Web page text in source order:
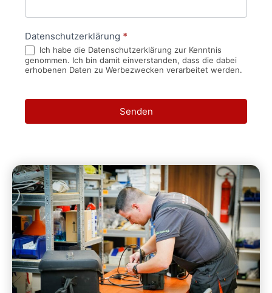
Datenschutzerklärung *
Ich habe die Datenschutzerklärung zur Kenntnis
genommen. Ich bin damit einverstanden, dass die dabei
erhobenen Daten zu Werbezwecken verarbeitet werden.
Senden